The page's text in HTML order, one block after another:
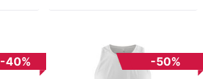
-40% -50%